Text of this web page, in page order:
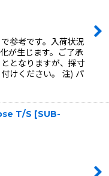
参考です。入荷状況
が生じます。ご了承
となりますが、採寸
けください。 注) パ
T/S [SUB-